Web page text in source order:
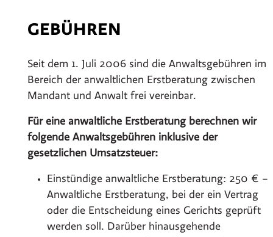
GEBÜHREN
Seit dem 1. Juli 2006 sind die Anwaltsgebühren im
Bereich der anwaltlichen Erstberatung zwischen
Mandant und Anwalt frei vereinbar.
Für eine anwaltliche Erstberatung berechnen wir
folgende Anwaltsgebühren inklusive der
gesetzlichen Umsatzsteuer:
Einstündige anwaltliche Erstberatung: 250 € –
Anwaltliche Erstberatung, bei der ein Vertrag
oder die Entscheidung eines Gerichts geprüft
werden soll. Darüber hinausgehende